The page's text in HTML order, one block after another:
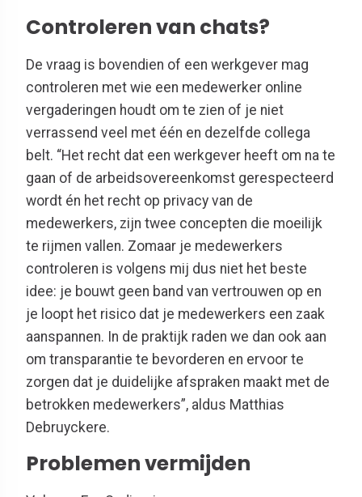
Controleren van chats?
De vraag is bovendien of een werkgever mag
controleren met wie een medewerker online
vergaderingen houdt om te zien of je niet
verrassend veel met één en dezelfde collega
belt. “Het recht dat een werkgever heeft om na te
gaan of de arbeidsovereenkomst gerespecteerd
wordt én het recht op privacy van de
medewerkers, zijn twee concepten die moeilijk
te rijmen vallen. Zomaar je medewerkers
controleren is volgens mij dus niet het beste
idee: je bouwt geen band van vertrouwen op en
je loopt het risico dat je medewerkers een zaak
aanspannen. In de praktijk raden we dan ook aan
om transparantie te bevorderen en ervoor te
zorgen dat je duidelijke afspraken maakt met de
betrokken medewerkers”, aldus Matthias
Debruyckere.
Problemen vermijden